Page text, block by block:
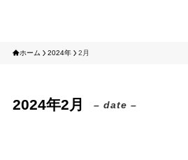
ホーム 2024年 2月
2024年2月 – date –